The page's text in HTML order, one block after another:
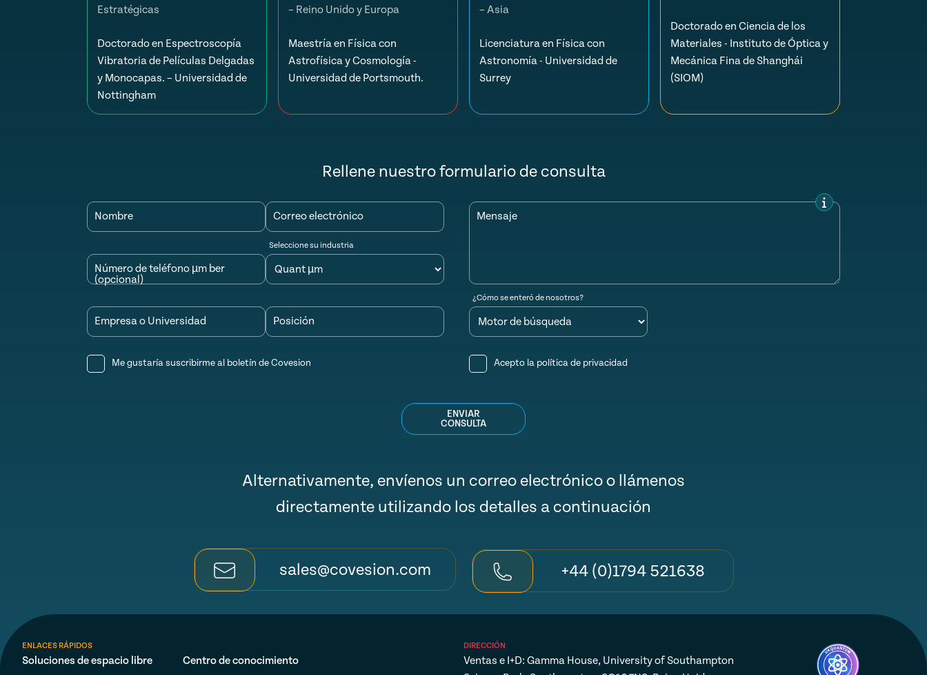
Estratégicas
Doctorado en Espectroscopía
Vibratoria de Películas Delgadas
y Monocapas. – Universidad de
Nottingham
– Reino Unido y Europa
Maestría en Física con
Astrofísica y Cosmología -
Universidad de Portsmouth.
– Asia
Licenciatura en Física con
Astronomía - Universidad de
Surrey
Doctorado en Ciencia de los
Materiales - Instituto de Óptica y
Mecánica Fina de Shanghái
(SIOM)
Rellene nuestro formulario de consulta
Nombre Correo electrónico
Número de teléfono µm ber
(opcional)
Seleccione su industria
Empresa o Universidad Posición
Mensaje
¿Cómo se enteró de nosotros?
Me gustaría suscribirme al boletín de Covesion Acepto la política de privacidad
ENVIAR
CONSULTA
Alternativamente, envíenos un correo electrónico o llámenos
directamente utilizando los detalles a continuación
sales@covesion.com +44 (0)1794 521638
ENLACES RÁPIDOS
Soluciones de espacio libre Centro de conocimiento
DIRECCIÓN
Ventas e I+D: Gamma House, University of Southampton